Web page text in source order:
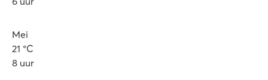
Mei
21 °C
8 uur